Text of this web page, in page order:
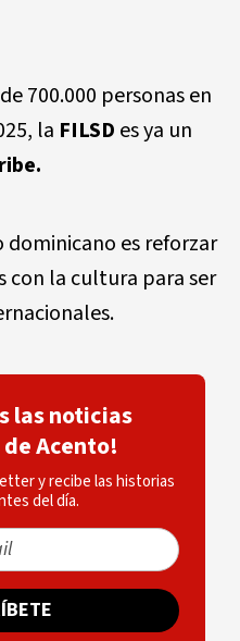
700.000 personas en
la FILSD es ya un
dominicano es reforzar
con la cultura para ser
las noticias
Acento!
y recibe las historias
del día.